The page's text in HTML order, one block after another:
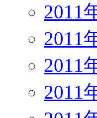
2011
2011
2011
2011